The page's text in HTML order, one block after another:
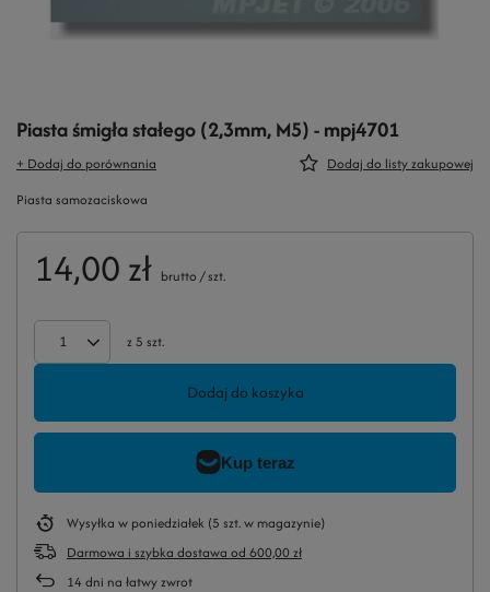
Piasta śmigła stałego (2,3mm, M5) - mpj4701
+ Dodaj do porównania
Dodaj do listy zakupowej
Piasta samozaciskowa
14,00 zł brutto /szt.
z 5 szt.
Dodaj do koszyka
Wysyłka w poniedziałek (5 szt. w magazynie)
Darmowa i szybka dostawa od 600,00 zł
14dni na łatwy zwrot